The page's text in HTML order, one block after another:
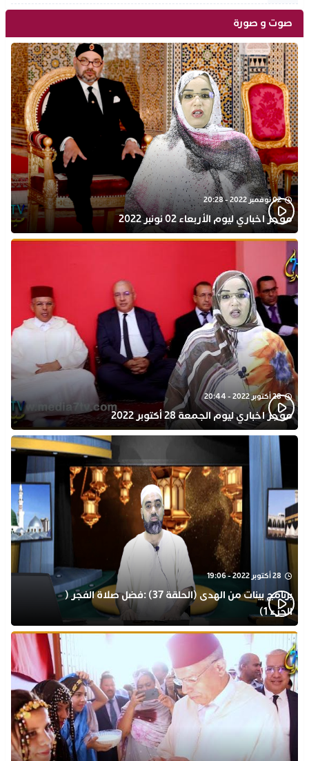
صوت و صورة
02 نوفمبر 2022 - 20:28
موجز اخباري ليوم الأربعاء 02 نونبر 2022
28 أكتوبر 2022 - 20:44
موجز اخباري ليوم الجمعة 28 أكتوبر 2022
28 أكتوبر 2022 - 19:06
برنامج بينات من الهدى (الحلقة 37) :فضل صلاة الفجر (
الجزء 1)